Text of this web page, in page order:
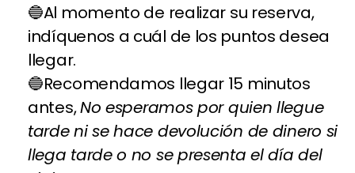
Al momento de realizar su reserva,
indíquenos a cuál de los puntos desea
llegar.
Recomendamos llegar 15 minutos
antes,No esperamos por quien llegue
tarde ni se hace devolución de dinero si
llega tarde o no se presenta el día del